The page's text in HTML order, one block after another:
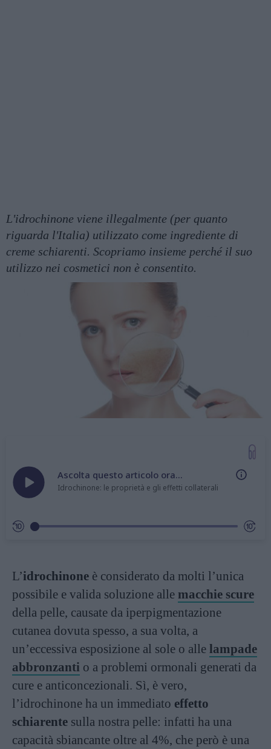
L'idrochinone viene illegalmente (per quanto
riguarda l'Italia) utilizzato come ingrediente di
creme schiarenti. Scopriamo insieme perché il suo
utilizzo nei cosmetici non è consentito.
Ascolta questo articolo ora...
Idrochinone: le proprietà e gli effetti collaterali
L’idrochinone è considerato da molti l’unica
possibile e valida soluzione alle macchie scure
della pelle, causate da iperpigmentazione
cutanea dovuta spesso, a sua volta, a
un’eccessiva esposizione al sole o alle lampade
abbronzanti o a problemi ormonali generati da
cure e anticoncezionali. Sì, è vero,
l’idrochinone ha un immediato effetto
schiarente sulla nostra pelle: infatti ha una
capacità sbiancante oltre al 4%, che però è una